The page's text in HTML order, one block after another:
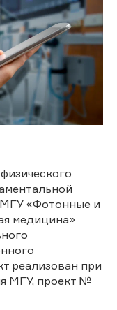
«Фотонные и
медицина»
реализован при
МГУ, проект №